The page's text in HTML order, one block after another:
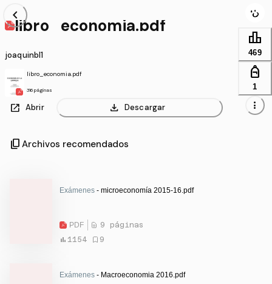
chevron_left
libro_economia.pdf
joaquinbl1
libro_economia.pdf
316 páginas
open_in_new Abrir download Descargar
leaderboard
469
personal_bag
1
more_vert
content_copy Archivos recomendados
Exámenes - microeconomía 2015-16.pdf
PDF
9 páginas
1154
9
Exámenes - Macroeconomia 2016.pdf